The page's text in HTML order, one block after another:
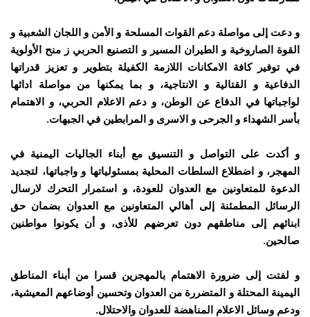
و دعت إلى مواصلة دعم القوات المسلحة و الأمن و اللجان الشعبية و
القوة الصاروخية و الطيران المسير و التصنيع الحربي ز منح الأولوية
في توفير كافة الامكانات اللازمة الكفيلة بتطوير و تعزيز قدراتها
الدفاعية و القتالية و الانتاجية، و بما يمكنها من مواصلة ادائها
لواجباتها في الدفاع عن الوطن، و دعم الاعلام الحربي، و الاهتمام
بأسر الشهداء و الجرحى و الاسرى و المرابطين في الجبهات.
و أكدت على التواصل و التنسيق مع أبناء الجاليات اليمنية في
المهجر، و اضطلاع السلطات المحلية بمسئولياتها و واجباتها، لتجديد
الدعوة للمتعاونين مع العدوان للعودة، و استمرار التحرك لارسال
الرسائل المطمئنة إلى أهالي المتعاونين مع العدوان بضمان حق
ابنائهم إلى مناطقهم دون تعرضهم للأذى، و أن يكونوا مواطنين
صالحين.
و لفتت إلى ضرورة الاهتمام بالمهجرين قسرا من أبناء المناطق
اليمينة المحتلة و المتضررة من العدوان وتحسين أوضاعهم المعيشية،
ودعم وسائل الاعلام المناهضة للعدوان والاحتلال.